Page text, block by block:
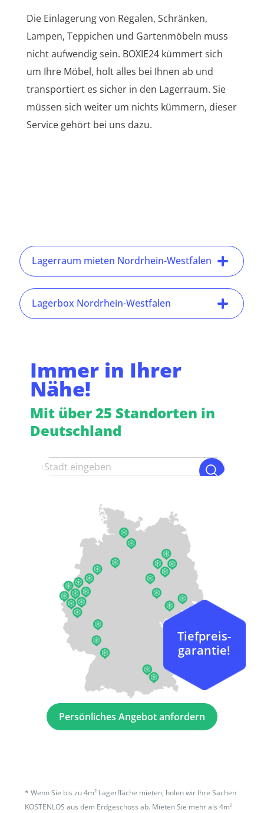
Die Einlagerung von Regalen, Schränken,
Lampen, Teppichen und Gartenmöbeln muss
nicht aufwendig sein. BOXIE24 kümmert sich
um Ihre Möbel, holt alles bei Ihnen ab und
transportiert es sicher in den Lagerraum. Sie
müssen sich weiter um nichts kümmern, dieser
Service gehört bei uns dazu.
Lagerraum mieten Nordrhein-Westfalen
Lagerbox Nordrhein-Westfalen
Immer in Ihrer
Nähe!
Mit über 25 Standorten in
Deutschland
Persönliches Angebot anfordern
Tiefpreis-
garantie!
*Wenn Sie bis zu 4m² Lagerfläche mieten, holen wir Ihre Sachen
KOSTENLOS aus dem Erdgeschoss ab. Mieten Sie mehr als 4m²